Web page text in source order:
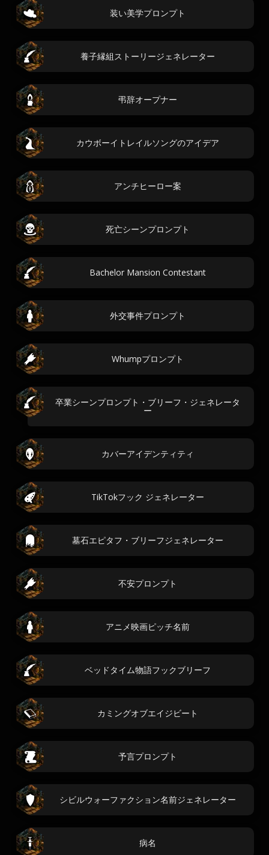
装い美学プロンプト
養子縁組ストーリージェネレーター
弔辞オープナー
カウボーイトレイルソングのアイデア
アンチヒーロー案
死亡シーンプロンプト
Bachelor Mansion Contestant
外交事件プロンプト
Whumpプロンプト
卒業シーンプロンプト・ブリーフ・ジェネレータ
ー
カバーアイデンティティ
TikTokフック ジェネレーター
墓石エピタフ・ブリーフジェネレーター
不安プロンプト
アニメ映画ピッチ名前
ベッドタイム物語フックブリーフ
カミングオブエイジビート
予言プロンプト
シビルウォーファクション名前ジェネレーター
病名